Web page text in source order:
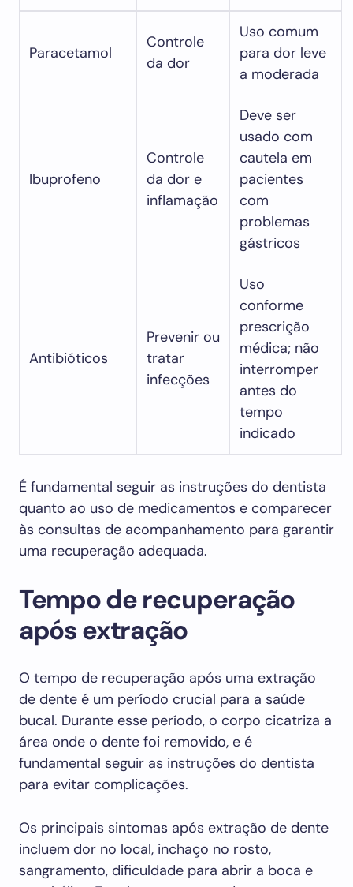
Paracetamol
Controle
da dor
Uso comum
para dor leve
a moderada
Ibuprofeno
Controle
da dor e
inflamação
Deve ser
usado com
cautela em
pacientes
com
problemas
gástricos
Antibióticos
Prevenir ou
tratar
infecções
Uso
conforme
prescrição
médica; não
interromper
antes do
tempo
indicado
É fundamental seguir as instruções do dentista
quanto ao uso de medicamentos e comparecer
às consultas de acompanhamento para garantir
uma recuperação adequada.
Tempo de recuperação
após extração
O tempo de recuperação após uma extração
de dente é um período crucial para a saúde
bucal. Durante esse período, o corpo cicatriza a
área onde o dente foi removido, e é
fundamental seguir as instruções do dentista
para evitar complicações.
Os principais sintomas após extração de dente
incluem dor no local, inchaço no rosto,
sangramento, dificuldade para abrir a boca e